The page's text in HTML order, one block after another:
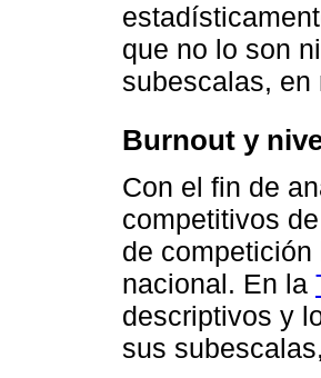
que no lo son
subescalas, en
Burnout y
Con el fin de
competitivos
de
nacional. En la
descriptivos y
sus